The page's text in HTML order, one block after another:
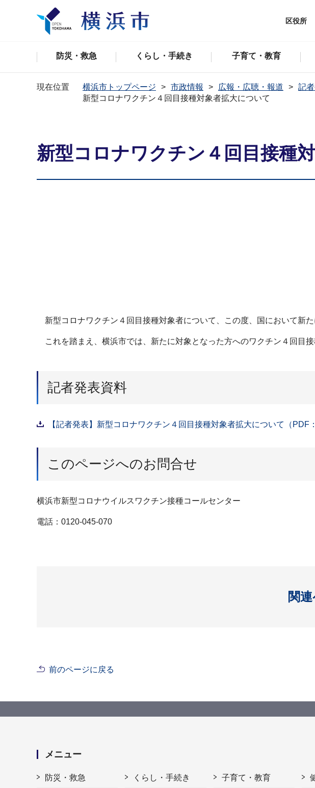
区役所
防災・救急 くらし・手続き 子育て・教育
現在位置 横浜市トップページ 市政情報 広報・広聴・報道 記
新型コロナワクチン４回目接種対象者拡大について
新型コロナワクチン４回目接種
新型コロナワクチン４回目接種対象者について、この度、国において新
これを踏まえ、横浜市では、新たに対象となった方へのワクチン４回目接
記者発表資料
【記者発表】新型コロナワクチン４回目接種対象者拡大について（PDF
このページへのお問合せ
横浜市新型コロナウイルスワクチン接種コールセンター
電話：0120-045-070
関
前のページに戻る
メニュー
防災・救急 くらし・手続き 子育て・教育